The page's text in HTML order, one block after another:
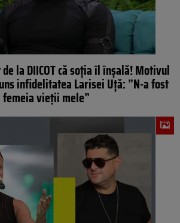
la DIICOT că soția îl înșală! Motivul
infidelitatea Larisei Uță: ”N-a fost
femeia vieții mele”